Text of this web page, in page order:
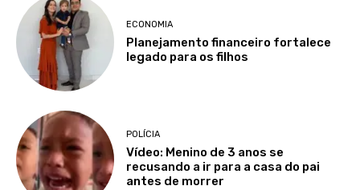
ECONOMIA
Planejamento financeiro fortalece
legado para os filhos
POLÍCIA
Vídeo: Menino de 3 anos se
recusando a ir para a casa do pai
antes de morrer